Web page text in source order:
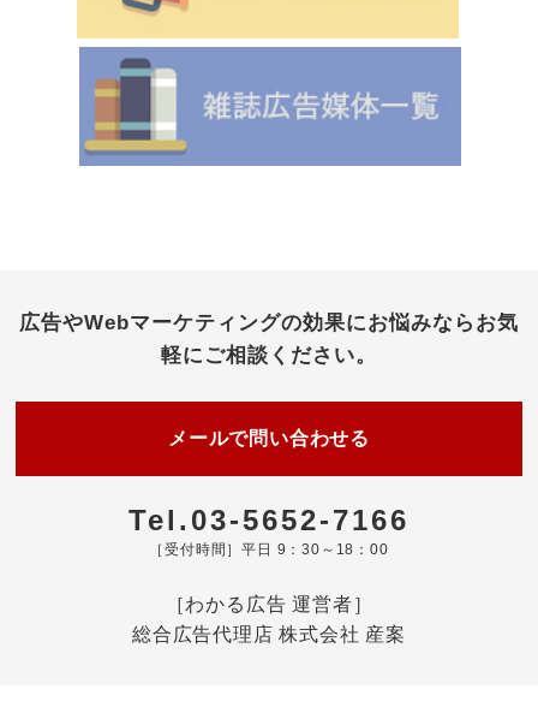
広告やWebマーケティングの効果にお悩みなら お気
軽にご相談ください。
メールで問い合わせる
Tel.03-5652-7166
［受付時間］平日 9：30～18：00
［わかる広告 運営者］
総合広告代理店 株式会社 産案